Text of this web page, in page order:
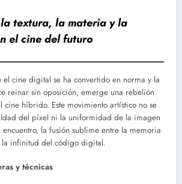
textura, la materia y la
el cine del futuro
el cine digital se ha convertido en norma y la
reinar sin oposición, emerge una rebelión
cine híbrido. Este movimiento artístico no se
del píxel ni la uniformidad de la imagen
encuentro, la fusión sublime entre la memoria
la infinitud del código digital.
y técnicas